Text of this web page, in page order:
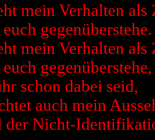
mein Verhalten
gegenüberstehe.
mein Verhalten
gegenüberstehe,
schon dabei seid,
auch mein
der Nicht-